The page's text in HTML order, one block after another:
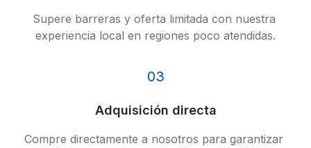
Supere barreras y oferta limitada con nuestra
experiencia local en regiones poco atendidas.
03
Adquisición directa
Compre directamente a nosotros para garantizar